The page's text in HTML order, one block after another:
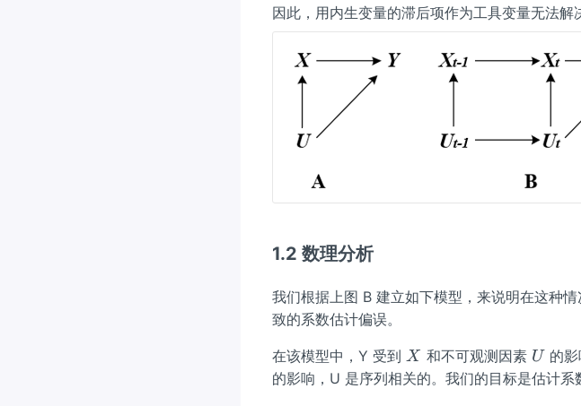
ilon
_
{t}
-
1}
{t
-
1}
因此，用内生变量的滞后项作为工具变量无法解
1.2 数理分析
我们根据上图 B 建立如下模型，来说明在这种情
致的系数估计偏误。
在该模型中，Y 受到 X
X 和不可观测因素 U
U的影
的影响，U 是序列相关的。我们的目标是估计系